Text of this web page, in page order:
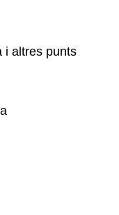
i altres punts